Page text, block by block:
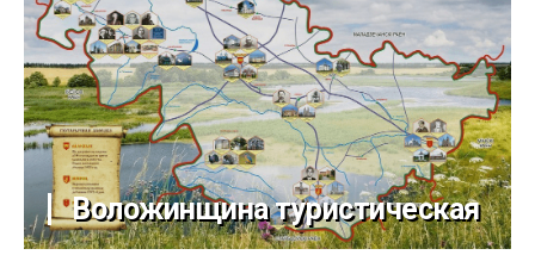
Воложинщина туристическая